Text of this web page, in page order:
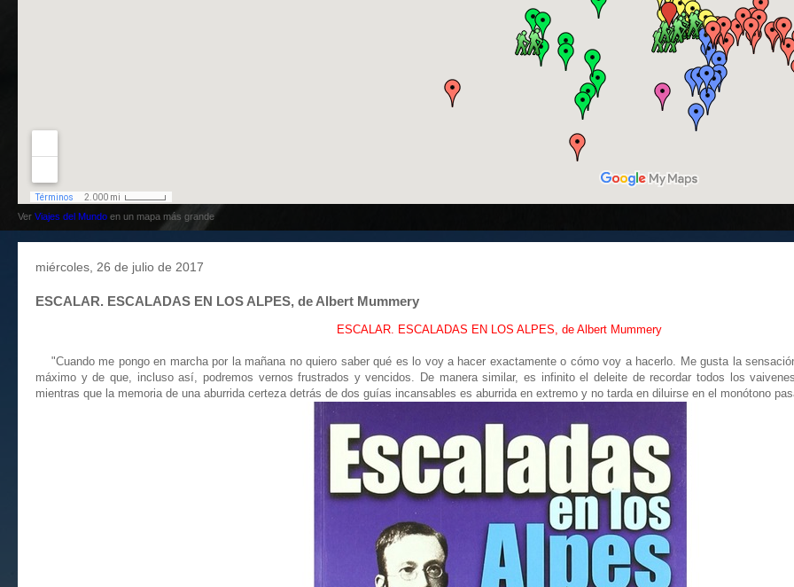
Ver Viajes del Mundo en un mapa más grande
miércoles, 26 de julio de 2017
ESCALAR. ESCALADAS EN LOS ALPES, de Albert Mummery
ESCALAR. ESCALADAS EN LOS ALPES, de Albert Mummery
"Cuando me pongo en marcha por la mañana no quiero saber qué es lo voy a hacer exactamente o cómo voy a hacerlo. Me gusta la
máximo y de que, incluso así, podremos vernos frustrados y vencidos. De manera similar, es infinito el deleite de recordar todos los
mientras que la memoria de una aburrida certeza detrás de dos guías incansables es aburrida en extremo y no tarda en diluirse en el monótono